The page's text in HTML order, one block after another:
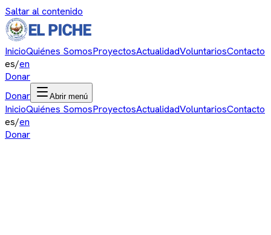
Saltar al contenido
InicioQuiénes SomosProyectosActualidadVoluntariosContacto
es/en
Donar
Donar
Abrir menú
InicioQuiénes SomosProyectosActualidadVoluntariosContacto
es/en
Donar